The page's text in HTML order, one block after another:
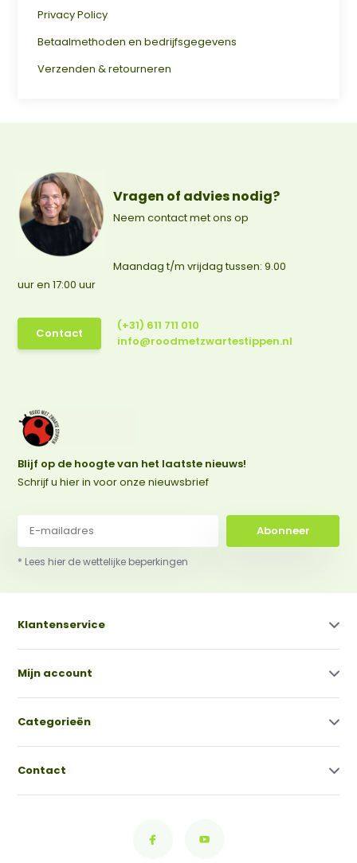
Privacy Policy
Betaalmethoden en bedrijfsgegevens
Verzenden & retourneren
Vragen of advies nodig?
Neem contact met ons op
Maandag t/m vrijdag tussen: 9.00
uur en 17:00 uur
Contact
(+31) 611 711 010
info@roodmetzwartestippen.nl
Blijf op de hoogte van het laatste nieuws!
Schrijf u hier in voor onze nieuwsbrief
Abonneer
* Lees hier de wettelijke beperkingen
Klantenservice
Mijn account
Categorieën
Contact